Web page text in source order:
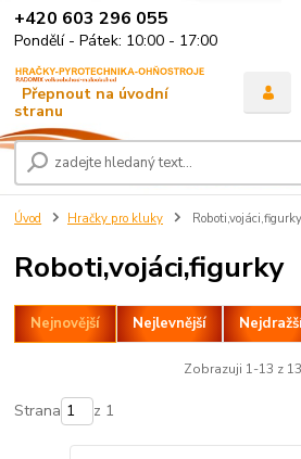
+420 603 296 055
Pondělí - Pátek: 10:00 - 17:00
Úvod Hračky pro kluky Roboti,vojáci,figurky
Roboti,vojáci,figurky
Nejnovější Nejlevnější
Zobrazuji 1-13 z 13
Strana z 1